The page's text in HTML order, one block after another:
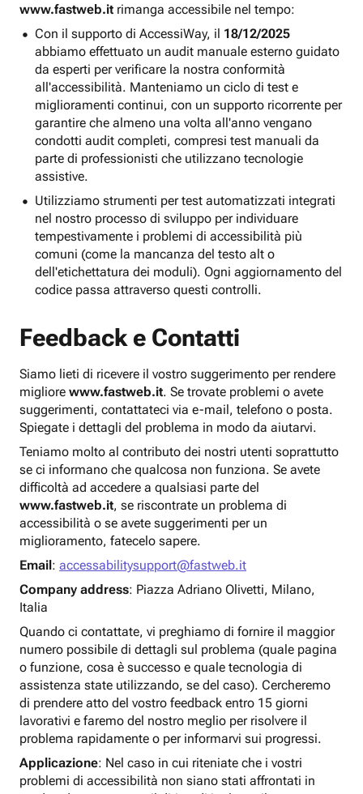
www.fastweb.it rimanga accessibile nel tempo:
Con il supporto di AccessiWay, il 18/12/2025
abbiamo effettuato un audit manuale esterno guidato
da esperti per verificare la nostra conformità
all'accessibilità. Manteniamo un ciclo di test e
miglioramenti continui, con un supporto ricorrente per
garantire che almeno una volta all'anno vengano
condotti audit completi, compresi test manuali da
parte di professionisti che utilizzano tecnologie
assistive.
Utilizziamo strumenti per test automatizzati integrati
nel nostro processo di sviluppo per individuare
tempestivamente i problemi di accessibilità più
comuni (come la mancanza del testo alt o
dell'etichettatura dei moduli). Ogni aggiornamento del
codice passa attraverso questi controlli.
Feedback e Contatti
Siamo lieti di ricevere il vostro suggerimento per rendere
migliore www.fastweb.it. Se trovate problemi o avete
suggerimenti, contattateci via e-mail, telefono o posta.
Spiegate i dettagli del problema in modo da aiutarvi.
Teniamo molto al contributo dei nostri utenti soprattutto
se ci informano che qualcosa non funziona. Se avete
difficoltà ad accedere a qualsiasi parte del
www.fastweb.it, se riscontrate un problema di
accessibilità o se avete suggerimenti per un
miglioramento, fatecelo sapere.
Email: accessabilitysupport@fastweb.it
Company address: Piazza Adriano Olivetti, Milano,
Italia
Quando ci contattate, vi preghiamo di fornire il maggior
numero possibile di dettagli sul problema (quale pagina
o funzione, cosa è successo e quale tecnologia di
assistenza state utilizzando, se del caso). Cercheremo
di prendere atto del vostro feedback entro 15 giorni
lavorativi e faremo del nostro meglio per risolvere il
problema rapidamente o per informarvi sui progressi.
Applicazione: Nel caso in cui riteniate che i vostri
problemi di accessibilità non siano stati affrontati in